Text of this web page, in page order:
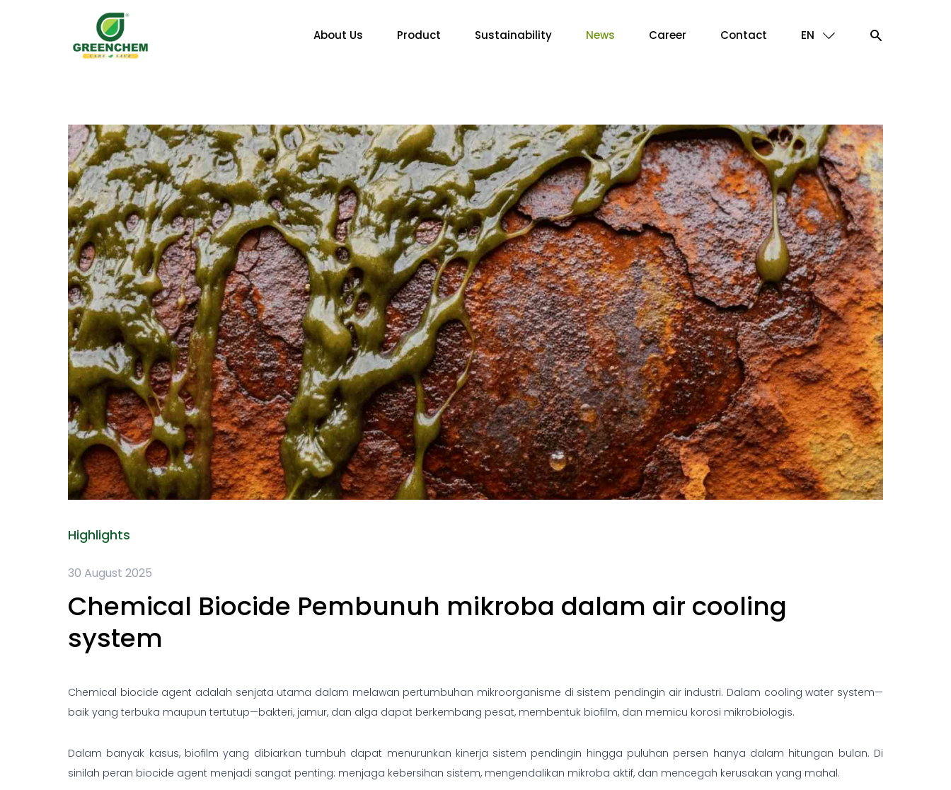
About Us Product Sustainability News Career Contact EN
Highlights
30 August 2025
Chemical Biocide Pembunuh mikroba dalam air cooling
system
Chemical biocide agent adalah senjata utama dalam melawan pertumbuhan mikroorganisme di sistem pendingin air industri. Dalam cooling water system—
baik yang terbuka maupun tertutup—bakteri, jamur, dan alga dapat berkembang pesat, membentuk biofilm, dan memicu korosi mikrobiologis.
Dalam banyak kasus, biofilm yang dibiarkan tumbuh dapat menurunkan kinerja sistem pendingin hingga puluhan persen hanya dalam hitungan bulan. Di
sinilah peran biocide agent menjadi sangat penting: menjaga kebersihan sistem, mengendalikan mikroba aktif, dan mencegah kerusakan yang mahal.